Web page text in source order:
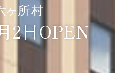
2日OPEN